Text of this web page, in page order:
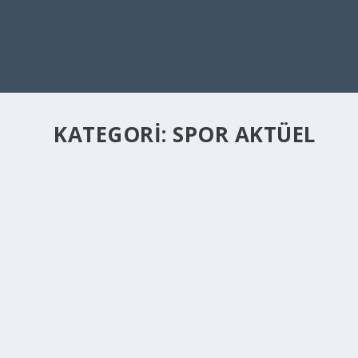
KATEGORI: SPOR AKTÜEL